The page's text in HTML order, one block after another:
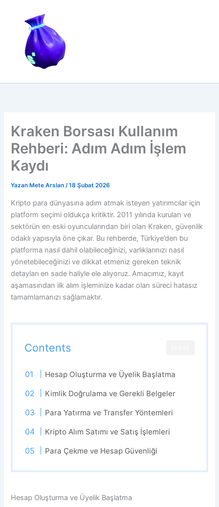
Kraken Borsası Kullanım
Rehberi: Adım Adım İşlem
Kaydı
Yazan Mete Arslan/18 Şubat 2026
Kripto para dünyasına adım atmak isteyen yatırımcılar için
platform seçimi oldukça kritiktir. 2011 yılında kurulan ve
sektörün en eski oyuncularından biri olan Kraken, güvenlik
odaklı yapısıyla öne çıkar. Bu rehberde, Türkiye’den bu
platforma nasıl dahil olabileceğinizi, varlıklarınızı nasıl
yönetebileceğinizi ve dikkat etmeniz gereken teknik
detayları en sade haliyle ele alıyoruz. Amacımız, kayıt
aşamasından ilk alım işleminize kadar olan süreci hatasız
tamamlamanızı sağlamaktır.
Contents
Hesap Oluşturma ve Üyelik Başlatma
Kimlik Doğrulama ve Gerekli Belgeler
Para Yatırma ve Transfer Yöntemleri
Kripto Alım Satımı ve Satış İşlemleri
Para Çekme ve Hesap Güvenliği
Hesap Oluşturma ve Üyelik Başlatma